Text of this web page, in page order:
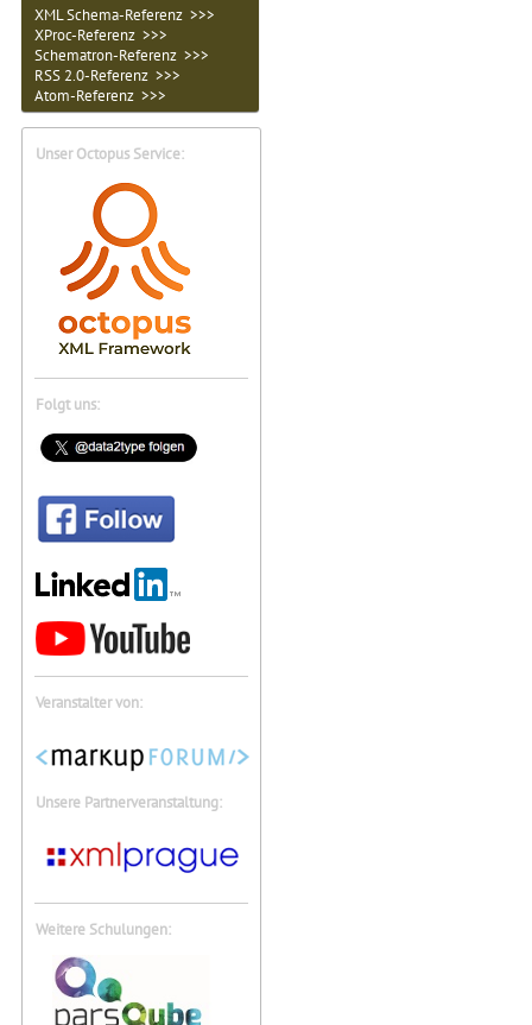
XML Schema-Referenz >>>
XProc-Referenz >>>
Schematron-Referenz >>>
RSS 2.0-Referenz >>>
Atom-Referenz >>>
Unser Octopus Service:
Folgt uns:
Veranstalter von:
Unsere Partnerveranstaltung:
Weitere Schulungen: